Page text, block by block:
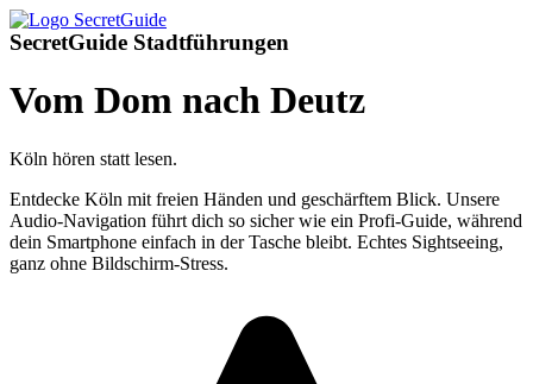
SecretGuide Stadtführungen
Vom Dom nach Deutz
Köln hören statt lesen.
Entdecke Köln mit freien Händen und geschärftem Blick. Unsere
Audio-Navigation führt dich so sicher wie ein Profi-Guide, während
dein Smartphone einfach in der Tasche bleibt. Echtes Sightseeing,
ganz ohne Bildschirm-Stress.